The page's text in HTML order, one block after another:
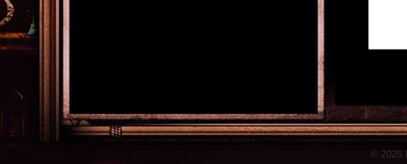
© 2026